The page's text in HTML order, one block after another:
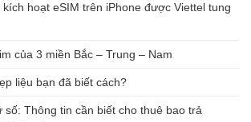
hoạt eSIM trên iPhone được Viettel tung
của 3 miền Bắc – Trung – Nam
liệu bạn đã biết cách?
số: Thông tin cần biết cho thuê bao trả